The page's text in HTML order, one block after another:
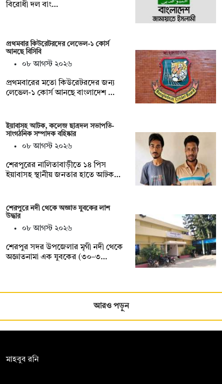
বিরোধী দল বাং…
প্রথমবার কিউরেটরদের লেভেল-১ কোর্স
আনছে বিসিবি
০৮ আগস্ট ২০২৬
প্রথমবারের মতো কিউরেটরদের জন্য
লেভেল-১ কোর্স আনছে বাংলাদেশ …
ইয়াবাসহ আটক, কলেজ ছাত্রদল সভাপতি-
সাংগঠনিক সম্পাদক বহিষ্কার
০৮ আগস্ট ২০২৬
শেরপুরের নালিতাবাড়ীতে ১৪ পিস
ইয়াবাসহ স্থানীয় জনতার হাতে আটক…
শেরপুরে নদী থেকে অজ্ঞাত যুবকের লাশ
উদ্ধার
০৮ আগস্ট ২০২৬
শেরপুর সদর উপজেলার মৃগী নদী থেকে
অজ্ঞাতনামা এক যুবকের (৩০–৩…
আরও পড়ুন
মাহবুব রনি